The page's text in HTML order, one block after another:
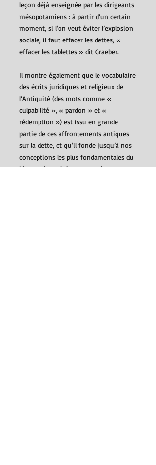
leçon déjà enseignée par les dirigeants
mésopotamiens : à partir d’un certain
moment, si l’on veut éviter l’explosion
sociale, il faut effacer les dettes, «
effacer les tablettes » dit Graeber.
Il montre également que le vocabulaire
des écrits juridiques et religieux de
l’Antiquité (des mots comme «
culpabilité », « pardon » et «
rédemption ») est issu en grande
partie de ces affrontements antiques
sur la dette, et qu’il fonde jusqu’à nos
conceptions les plus fondamentales du
bien et du mal. Sans en avoir